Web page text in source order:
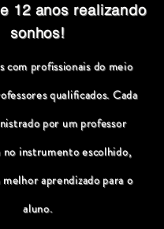
12 anos realizando
sonhos!
com profissionais do meio
qualificados. Cada
por um professor
no instrumento escolhido,
aprendizado para o
aluno.